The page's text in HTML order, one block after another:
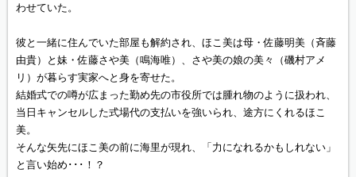
わせていた。
彼と一緒に住んでいた部屋も解約され、ほこ美は母・佐藤明美（斉藤
由貴）と妹・佐藤さや美（鳴海唯）、さや美の娘の美々（磯村アメ
リ）が暮らす実家へと身を寄せた。
結婚式での噂が広まった勤め先の市役所では腫れ物のように扱われ、
当日キャンセルした式場代の支払いを強いられ、途方にくれるほこ
美。
そんな矢先にほこ美の前に海里が現れ、「力になれるかもしれない」
と言い始め･･･！？